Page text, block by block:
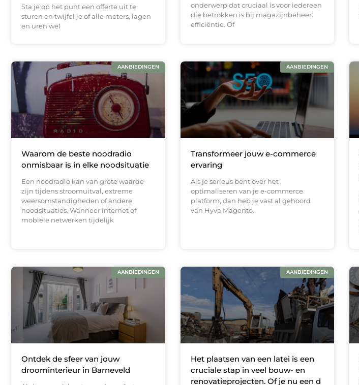
Sta je op het punt een offerte uit te
sturen en twijfel je of alle meters, lagen
en uren wel
onderwerp dat cruciaal is voor iedereen
die betrokken is bij magazijnbeheer:
efficiëntie. Of
AANBIEDINGEN
Waarom de beste noodradio
onmisbaar is in elke noodsituatie
Een noodradio kan van grote waarde
zijn tijdens stroomuitval, extreme
weersomstandigheden of andere
noodsituaties. Wanneer internet of
mobiele netwerken tijdelijk
AANBIEDINGEN
Transformeer jouw e-commerce
ervaring
Als je serieus bent over het
optimaliseren van je e-commerce
platform, dan heb je vast al gehoord
van Hyva Magento.
AANBIEDINGEN
Ontdek de sfeer van jouw
droominterieur in Barneveld
AANBIEDINGEN
Het plaatsen van een latei is een
cruciale stap in veel bouw- en
renovatieprojecten. Of je nu een d